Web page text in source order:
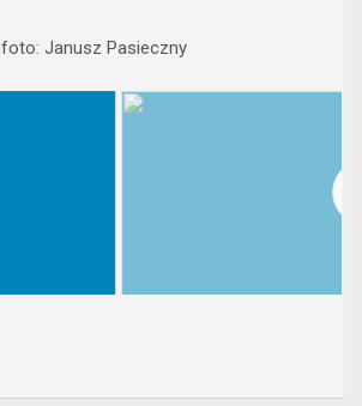
foto: Janusz Pasieczny